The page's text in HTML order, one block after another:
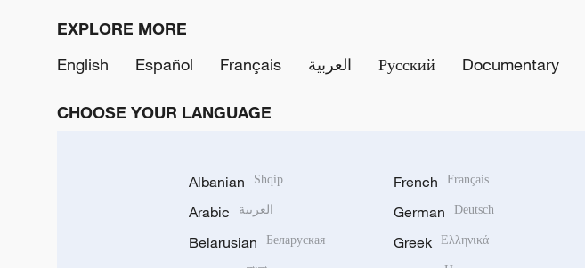
EXPLORE MORE
English
Español Français العربية Русский Documentary
CHOOSE YOUR LANGUAGE
Albanian Shqip
Arabic العربية
Belarusian Беларуская
French Français
German Deutsch
Greek Ελληνικά